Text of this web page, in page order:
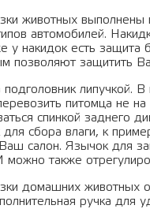
животных
автомобилей.
у накидок есть
позволяют защитить
подголовник
питомца не на
спинкой заднего
сбора влаги, к
салон. Язычок для
можно также
домашних животных
ручка